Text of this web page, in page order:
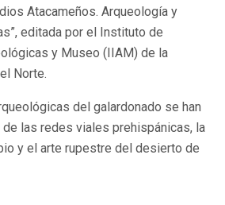
Atacameños. Arqueología y
editada por el Instituto de
y Museo (IIAM) de la
Norte.
del galardonado se han
las redes viales prehispánicas, la
y el arte rupestre del desierto de